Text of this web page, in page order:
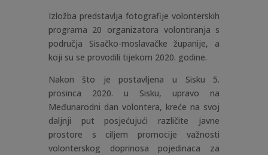
Izložba predstavlja fotografije volonterskih
programa 20 organizatora volontiranja s
područja Sisačko-moslavačke županije, a
koji su se provodili tijekom 2020. godine.
Nakon što je postavljena u Sisku 5.
prosinca 2020. u Sisku, upravo na
Međunarodni dan volontera, kreće na svoj
daljnji put posjećujući različite javne
prostore s ciljem promocije važnosti
volonterskog doprinosa pojedinaca za